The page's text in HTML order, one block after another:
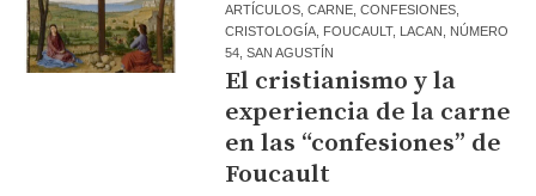
ARTÍCULOS ,CARNE ,CONFESIONES
CRISTOLOGÍA FOUCAULT, LACAN
NÚMERO
54 ,SAN AGUSTÍN
El cristianismo y la
experiencia de la carne
en las “confesiones” de
Foucault